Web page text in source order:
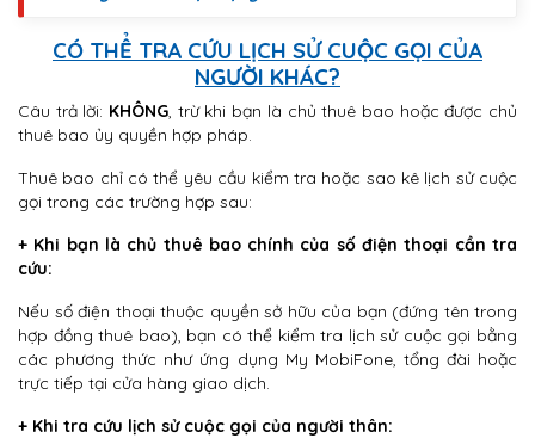
CÓ THỂ TRA CỨU LỊCH SỬ CUỘC GỌI CỦA
NGƯỜI KHÁC?
Câu trả lời: KHÔNG, trừ khi bạn là chủ thuê bao hoặc được chủ
thuê bao ủy quyền hợp pháp.
Thuê bao chỉ có thể yêu cầu kiểm tra hoặc sao kê lịch sử cuộc
gọi trong các trường hợp sau:
+ Khi bạn là chủ thuê bao chính của số điện thoại cần tra
cứu:
Nếu số điện thoại thuộc quyền sở hữu của bạn (đứng tên trong
hợp đồng thuê bao), bạn có thể kiểm tra lịch sử cuộc gọi bằng
các phương thức như ứng dụng My MobiFone, tổng đài hoặc
trực tiếp tại cửa hàng giao dịch.
+ Khi tra cứu lịch sử cuộc gọi của người thân: